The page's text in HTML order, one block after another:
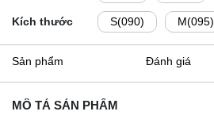
Kích thước S(090) M(095)
Sản phẩm Đánh giá
MÔ TẢ SẢN PHẨM